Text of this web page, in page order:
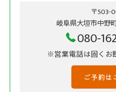
〒503-
岐阜県大垣市中野
080-
※営業電話は固くお
ご予約は